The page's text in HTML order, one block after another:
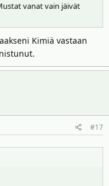
vanat vain jäivät
Kimiä vastaan
#17